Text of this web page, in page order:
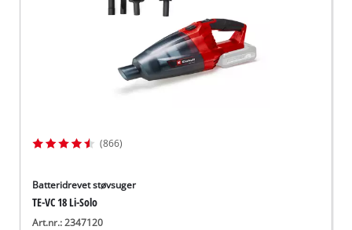
(866)
Batteridrevet støvsuger
TE-VC 18 Li-Solo
Art.nr.: 2347120